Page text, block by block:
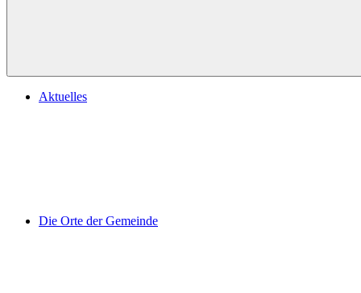
Aktuelles
Die Orte der Gemeinde